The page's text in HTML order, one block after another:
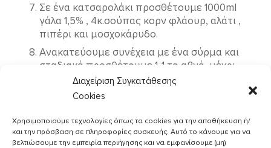
Διαχείριση Συγκατάθεσης
Cookies
Χρησιμοποιούμε τεχνολογίες όπως τα cookies για την αποθήκευση ή/
και την πρόσβαση σε πληροφορίες συσκευής. Αυτό το κάνουμε για να
βελτιώσουμε την εμπειρία περιήγησης και να εμφανίσουμε (μη)
Σε ένα κατσαρολάκι προσθέτουμε 1000ml
γάλα 1,5% , 4κ.σούπας κορν φλάουρ, αλάτι ,
πιπέρι και μοσχοκάρυδο.
Ανακατεύουμε συνέχεια με ένα σύρμα και
σταδιακά προσθέτουμε 1-1 τα αβγά, μέχρι
να πήξει το μίγμα.
Μόλις πήξει το κατεβάζουμε από την
μισό dirollo και ανακατεύουμε ελαφρά.